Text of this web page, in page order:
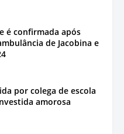
é confirmada após
de Jacobina e
por colega de escola
amorosa